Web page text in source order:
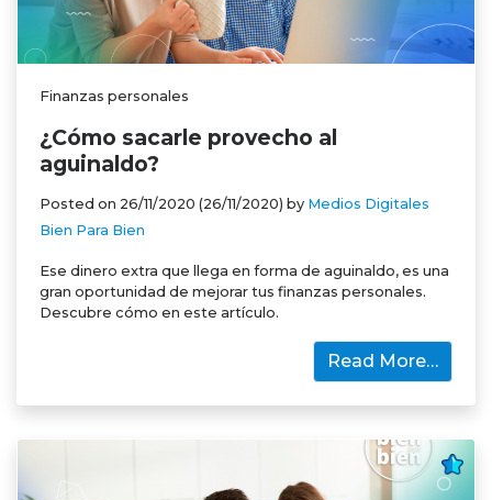
Finanzas personales
¿Cómo sacarle provecho al
aguinaldo?
Posted on 26/11/2020 (26/11/2020) by Medios Digitales
Bien Para Bien
Ese dinero extra que llega en forma de aguinaldo, es una
gran oportunidad de mejorar tus finanzas personales.
Descubre cómo en este artículo.
Read More…